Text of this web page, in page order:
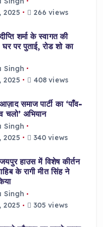
266 views
शर्मा के स्वागत की
घर पर पुताई, रोड शो का
Singh
408 views
समाज पार्टी का ‘पाँव-
चलो’ अभियान
Singh
340 views
हाउस में विशेष कीर्तन
के रागी मीत सिंह ने
Singh
305 views